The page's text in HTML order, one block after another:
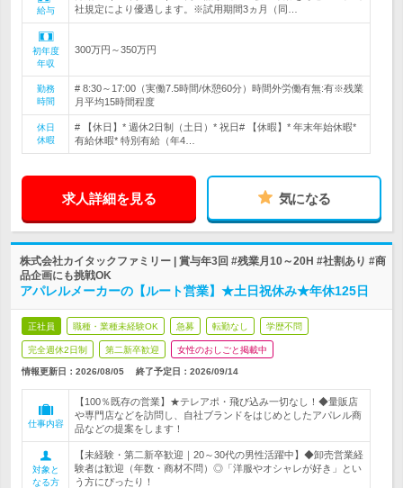
給与
社規定により優遇します。※試用期間3ヵ月（同…
初年度
年収
300万円～350万円
勤務
時間
# 8:30～17:00（実働7.5時間/休憩60分）時間外労働有無:有※残業
月平均15時間程度
休日
休暇
# 【休日】* 週休2日制（土日）* 祝日# 【休暇】* 年末年始休暇*
有給休暇* 特別有給（年4…
求人詳細を見る 気になる
株式会社カイタックファミリー | 賞与年3回 #残業月10～20H #社割あり #商
品企画にも挑戦OK
アパレルメーカーの【ルート営業】★土日祝休み★年休125日
正社員 職種・業種未経験OK 急募 転勤なし 学歴不問
完全週休2日制 第二新卒歓迎 女性のおしごと掲載中
情報更新日：2026/08/05 終了予定日： 2026/09/14
仕事内容
【100％既存の営業】★テレアポ・飛び込み一切なし！◆量販店
や専門店などを訪問し、自社ブランドをはじめとしたアパレル商
品などの提案をします！
対象と
なる方
【未経験・第二新卒歓迎｜20～30代の男性活躍中】◆卸売営業経
験者は歓迎（年数・商材不問）◎「洋服やオシャレが好き」とい
う方にぴったり！